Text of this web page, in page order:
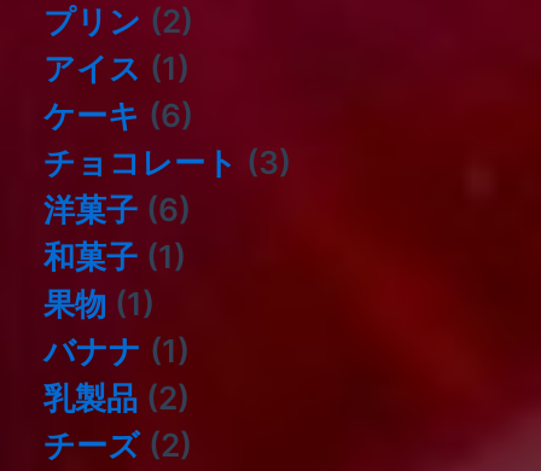
プリン (2)
アイス (1)
ケーキ (6)
チョコレート (3)
洋菓子 (6)
和菓子 (1)
果物 (1)
バナナ (1)
乳製品 (2)
チーズ(2)